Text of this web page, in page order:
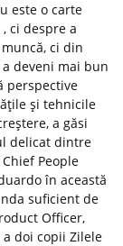
este o carte
ci despre a
ci din
deveni mai bun
perspective
și tehnicile
a găsi
delicat dintre
People
în această
suficient de
Officer,
doi copii Zilele